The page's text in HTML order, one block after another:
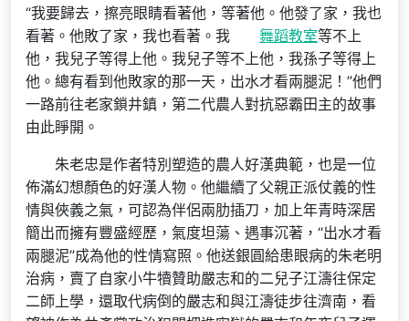
“我要歸去，擦亮眼睛看著他，等著他。他發了家，我也
看著。他敗了家，我也看著。我
舞蹈教室等不上
他，我兒子等得上他。我兒子等不上他，我孫子等得上
他。總有看到他敗家的那一天，出水才看兩腿泥！”他們
一路前往老家鎖井鎮，第二代農人對抗惡霸田主的故事
由此睜開。
朱老忠是作者特別塑造的農人好漢典範，也是一位
佈滿幻想顏色的好漢人物。他繼續了父親正派仗義的性
情與俠義之氣，可認為伴侶兩肋插刀，加上年青時深居
簡出而擁有豐盛經歷，氣度坦蕩、遇事沉著，“出水才看
兩腿泥”成為他的性情寫照。他送銀圓給患眼病的朱老明
治病，賣了自家小牛犢贊助嚴志和的二兒子江濤往保定
二師上學，還取代病倒的嚴志和與江濤徒步往濟南，看